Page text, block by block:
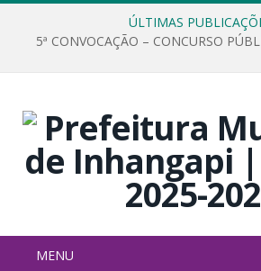
ÚLTIMAS
5ª CONVOCAÇÃO – CONCURSO
MENU